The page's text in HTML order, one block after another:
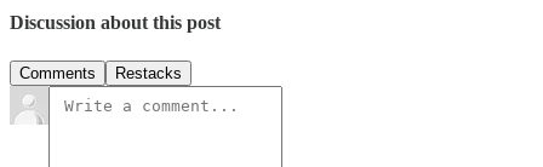
Discussion about this post
Comments Restacks